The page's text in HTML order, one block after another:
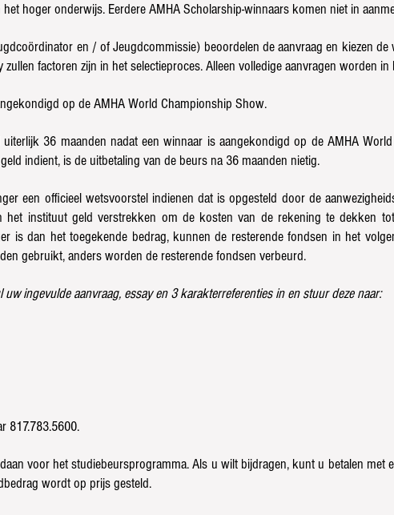
hoger onderwijs. Eerdere AMHA Scholarship-winnaars komen niet in
en / of Jeugdcommissie) beoordelen de aanvraag en kiezen de
factoren zijn in het selectieproces. Alleen volledige aanvragen worden
op de AMHA World Championship Show.
36 maanden nadat een winnaar is aangekondigd op de AMHA
indient, is de uitbetaling van de beurs na 36 maanden nietig.
een officieel wetsvoorstel indienen dat is opgesteld door de
het instituut geld verstrekken om de kosten van de rekening te dekken
is dan het toegekende bedrag, kunnen de resterende fondsen in het
gebruikt, anders worden de resterende fondsen verbeurd.
uw ingevulde aanvraag, essay en 3 karakterreferenties in en stuur deze naar:
817.783.5600.
voor het studiebeursprogramma. Als u wilt bijdragen, kunt u betalen met
wordt op prijs gesteld.